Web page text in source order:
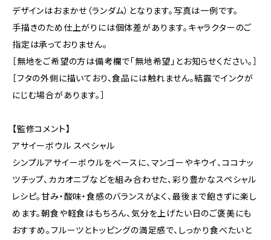
デザインはおまかせ（ランダム）となります。写真は一例です。
手描きのため仕上がりには個体差があります。キャラクターのご
指定は承っておりません。
［無地をご希望の方は備考欄で「無地希望」とお知らせください。］
［フタの外側に描いており、食品には触れません。結露でインクが
にじむ場合があります。］
【監修コメント】
アサイーボウル スペシャル
シンプルアサイーボウルをベースに、マンゴーやキウイ、ココナッ
ツチップ、カカオニブなどを組み合わせた、彩り豊かなスペシャル
レシピ。甘み・酸味・食感のバランスがよく、最後まで飽きずに楽し
めます。朝食や軽食はもちろん、気分を上げたい日のご褒美にも
おすすめ。フルーツとトッピングの満足感で、しっかり食べたいと